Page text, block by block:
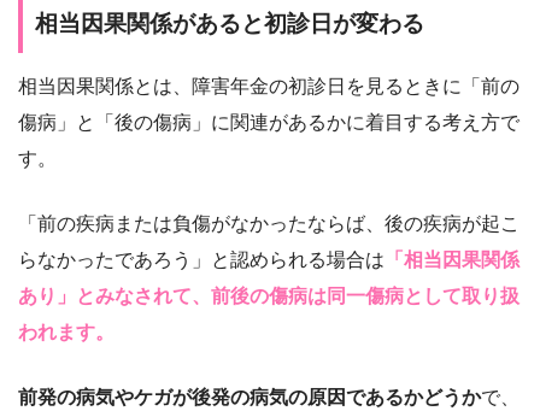
相当因果関係があると初診日が変わる
相当因果関係とは、障害年金の初診日を見るときに「前の
傷病」と「後の傷病」に関連があるかに着目する考え方で
す。
「前の疾病または負傷がなかったならば、後の疾病が起こ
らなかったであろう」と認められる場合は 「相当因果関係
あり」とみなされて、前後の傷病は同一傷病として取り扱
われます。
前発の病気やケガが後発の病気の原因であるかどうかで、